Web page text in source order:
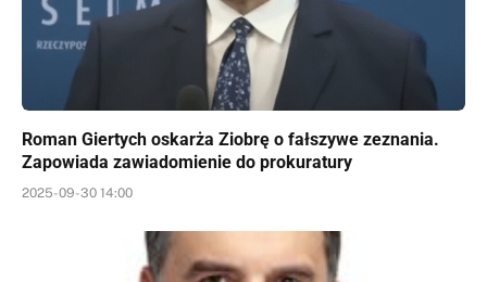
Roman Giertych oskarża Ziobrę o fałszywe zeznania.
Zapowiada zawiadomienie do prokuratury
2025-09-30 14:00